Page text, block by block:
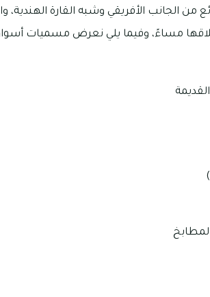
الجانب الأفريقي وشبه القارة الهندية،
مساءً، وفيما يلي نعرض مسميات